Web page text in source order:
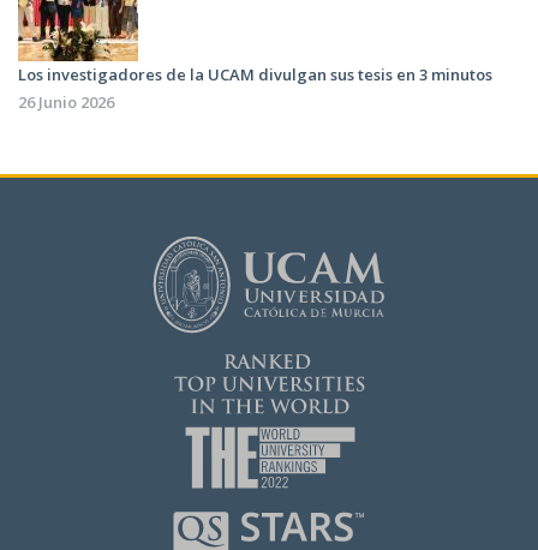
Los investigadores de la UCAM divulgan sus tesis en 3 minutos
26 Junio 2026